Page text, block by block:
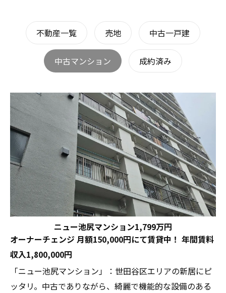
不動産一覧 売地 中古一戸建
中古マンション 成約済み
ニュー池尻マンション1,799万円
オーナーチェンジ 月額150,000円にて賃貸中！ 年間賃料
収入1,800,000円
「ニュー池尻マンション」：世田谷区エリアの新居にピ
ッタリ。中古でありながら、綺麗で機能的な設備のある